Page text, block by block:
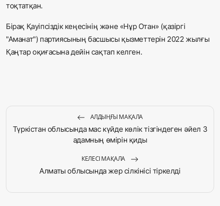
тоқтатқан.
Бірақ Қауіпсіздік кеңесінің және «Нұр Отан» (қазіргі
"Аманат") партиясының басшысы қызметтерін 2022 жылғы
Қаңтар оқиғасына дейін сақтап келген.
АЛДЫҢҒЫ МАҚАЛА
Түркістан облысында мас күйде көлік тізгіндеген әйел 3
адамның өмірін қиды
КЕЛЕСІ МАҚАЛА
Алматы облысында жер сілкінісі тіркелді